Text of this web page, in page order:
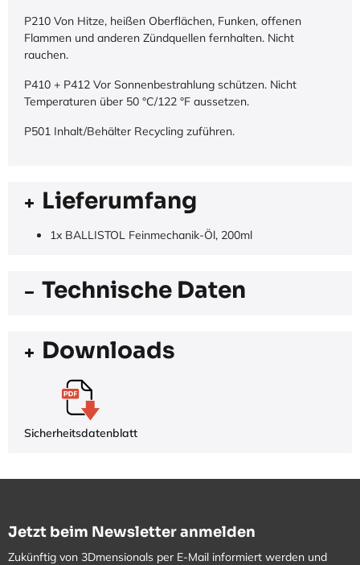
P210 Von Hitze, heißen Oberflächen, Funken, offenen
Flammen und anderen Zündquellen fernhalten. Nicht
rauchen.
P410 + P412 Vor Sonnenbestrahlung schützen. Nicht
Temperaturen über 50 °C/122 °F aussetzen.
P501 Inhalt/Behälter Recycling zuführen.
Lieferumfang
1x BALLISTOL Feinmechanik-Öl, 200ml
Technische Daten
Downloads
Sicherheitsdatenblatt
Jetzt beim Newsletter anmelden
Zukünftig von 3Dmensionals per E-Mail informiert werden und